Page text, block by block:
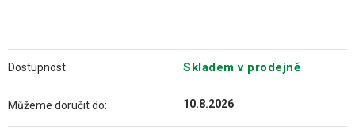
Dostupnost: Skladem v prodejně
Můžeme doručit do: 10.8.2026